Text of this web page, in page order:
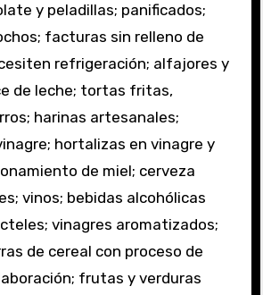
y peladillas; panificados;
facturas sin relleno de
refrigeración; alfajores y
de leche; tortas fritas,
harinas artesanales;
hortalizas en vinagre y
de miel; cerveza
vinos; bebidas alcohólicas
vinagres aromatizados;
de cereal con proceso de
frutas y verduras